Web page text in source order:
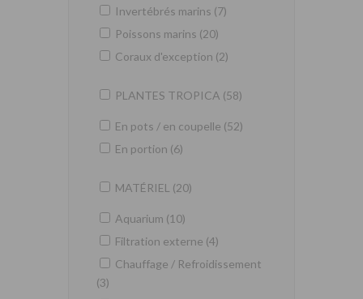
Invertébrés marins (7)
Poissons marins (20)
Coraux d'exception (2)
PLANTES TROPICA (58)
En pots / en coupelle (52)
En portion (6)
MATÉRIEL (20)
Aquarium (10)
Filtration externe (4)
Chauffage / Refroidissement
(3)